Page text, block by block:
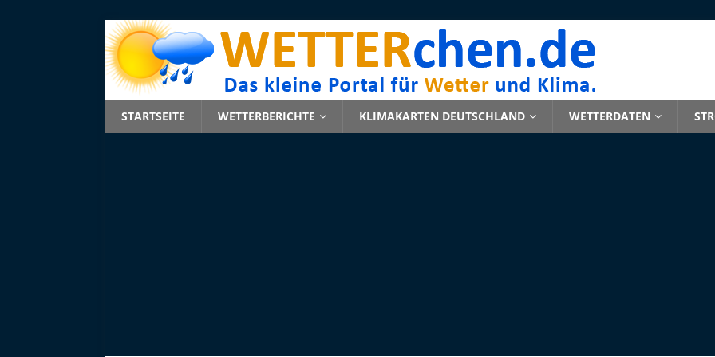
STARTSEITE WETTERBERICHTE KLIMAKARTEN DEUTSCHLAND WETTERDATEN